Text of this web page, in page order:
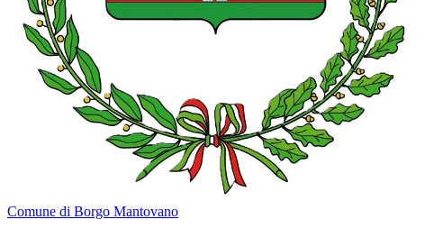
Comune di Borgo Mantovano